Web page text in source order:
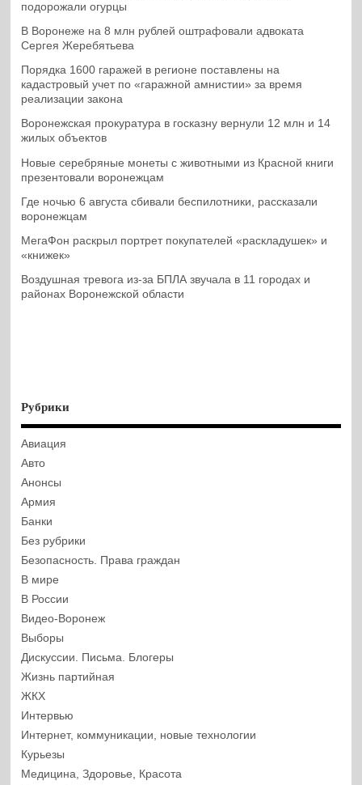
подорожали огурцы
В Воронеже на 8 млн рублей оштрафовали адвоката
Сергея Жеребятьева
Порядка 1600 гаражей в регионе поставлены на
кадастровый учет по «гаражной амнистии» за время
реализации закона
Воронежская прокуратура в госказну вернули 12 млн и 14
жилых объектов
Новые серебряные монеты с животными из Красной книги
презентовали воронежцам
Где ночью 6 августа сбивали беспилотники, рассказали
воронежцам
МегаФон раскрыл портрет покупателей «раскладушек» и
«книжек»
Воздушная тревога из-за БПЛА звучала в 11 городах и
районах Воронежской области
Рубрики
Авиация
Авто
Анонсы
Армия
Банки
Без рубрики
Безопасность. Права граждан
В мире
В России
Видео-Воронеж
Выборы
Дискуссии. Письма. Блогеры
Жизнь партийная
ЖКХ
Интервью
Интернет, коммуникации, новые технологии
Курьезы
Медицина, Здоровье, Красота